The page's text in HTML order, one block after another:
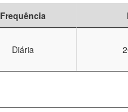
Frequência
Diária